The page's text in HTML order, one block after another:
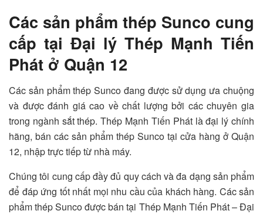
Các sản phẩm thép Sunco cung
cấp tại Đại lý Thép Mạnh Tiến
Phát ở Quận 12
Các sản phẩm thép Sunco đang được sử dụng ưa chuộng
và được đánh giá cao về chất lượng bởi các chuyên gia
trong ngành sắt thép. Thép Mạnh Tiến Phát là đại lý chính
hãng, bán các sản phẩm thép Sunco tại cửa hàng ở Quận
12, nhập trực tiếp từ nhà máy.
Chúng tôi cung cấp đầy đủ quy cách và đa dạng sản phẩm
để đáp ứng tốt nhất mọi nhu cầu của khách hàng. Các sản
phẩm thép Sunco được bán tại Thép Mạnh Tiến Phát – Đại